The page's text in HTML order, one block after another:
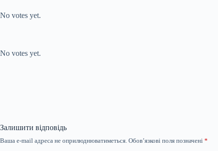
No votes yet.
No votes yet.
Залишити відповідь
Ваша e-mail адреса не оприлюднюватиметься. Обов’язкові поля позначені *